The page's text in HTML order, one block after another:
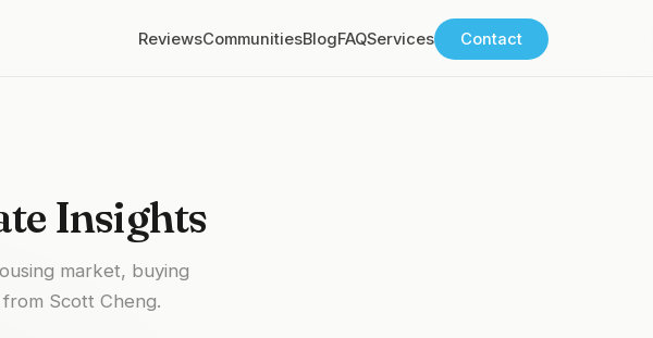
ReviewsCommunitiesBlogFAQServices Contact
Insights
market, buying
Scott Cheng.